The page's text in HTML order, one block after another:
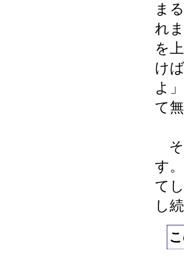
ま
れ
を
け
よ
て
そ
す
て
し